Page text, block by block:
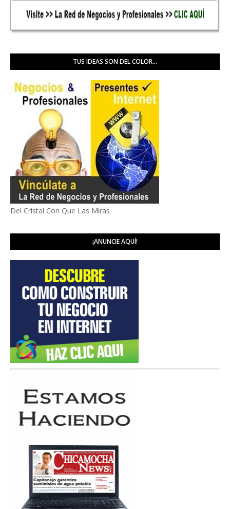
TUS IDEAS SON DEL COLOR...
Del Cristal Con Que Las Miras
¡ANUNCIE AQUÍ!